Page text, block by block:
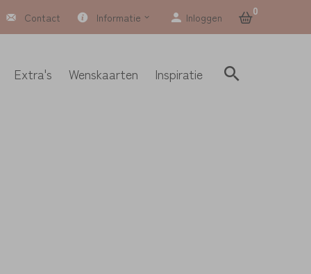
Contact Informatie Inloggen 0
Extra's Wenskaarten Inspiratie